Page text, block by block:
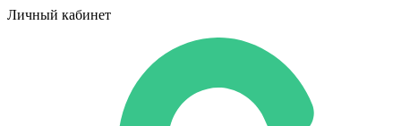
Личный кабинет